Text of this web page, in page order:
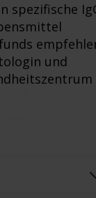
spezifische
und